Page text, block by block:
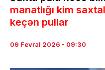
manatlığı kim
keçən pullar
09 Fevral 2026 - 09:30